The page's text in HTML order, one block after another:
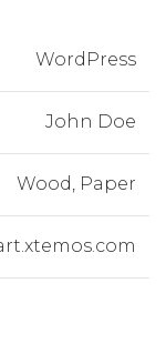
WordPress
John Doe
Wood, Paper